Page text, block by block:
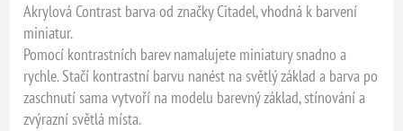
Akrylová Contrast barva od značky Citadel, vhodná k barvení
miniatur.
Pomocí kontrastních barev namalujete miniatury snadno a
rychle. Stačí kontrastní barvu nanést na světlý základ a barva po
zaschnutí sama vytvoří na modelu barevný základ, stínování a
zvýrazní světlá místa.